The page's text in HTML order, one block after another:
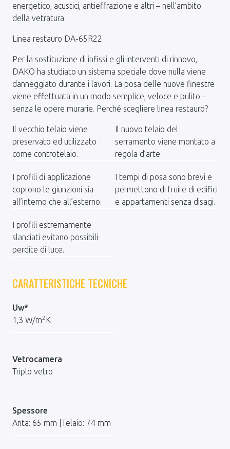
energetico, acustici, antieffrazione e altri – nell’ambito
della vetratura.
Linea restauro DA-65R22
Per la sostituzione di infissi e gli interventi di rinnovo,
DAKO ha studiato un sistema speciale dove nulla viene
danneggiato durante i lavori. La posa delle nuove finestre
viene effettuata in un modo semplice, veloce e pulito –
senza le opere murarie. Perché scegliere linea restauro?
Il vecchio telaio viene
preservato ed utilizzato
come controtelaio.
Il nuovo telaio del
serramento viene montato a
regola d’arte.
I profili di applicazione
coprono le giunzioni sia
all’interno che all’esterno.
I tempi di posa sono brevi e
permettono di fruire di edifici
e appartamenti senza disagi.
I profili estremamente
slanciati evitano possibili
perdite di luce.
CARATTERISTICHE TECNICHE
Uw*
1,3 W/m2 K
Vetrocamera
Triplo vetro
Spessore
Anta: 65 mm |Telaio: 74 mm